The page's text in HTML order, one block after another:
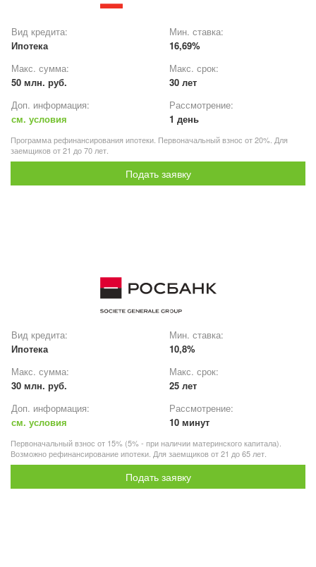
Вид кредита:
Ипотека
Мин. ставка:
16,69%
Макс. сумма:
50 млн. руб.
Макс. срок:
30 лет
Доп. информация:
см. условия
Рассмотрение:
1 день
Программа рефинансирования ипотеки. Первоначальный взнос от 20%. Для
заемщиков от 21 до 70 лет.
Подать заявку
Вид кредита:
Ипотека
Мин. ставка:
10,8%
Макс. сумма:
30 млн. руб.
Макс. срок:
25 лет
Доп. информация:
см. условия
Рассмотрение:
10 минут
Первоначальный взнос от 15% (5% - при наличии материнского капитала).
Возможно рефинансирование ипотеки. Для заемщиков от 21 до 65 лет.
Подать заявку